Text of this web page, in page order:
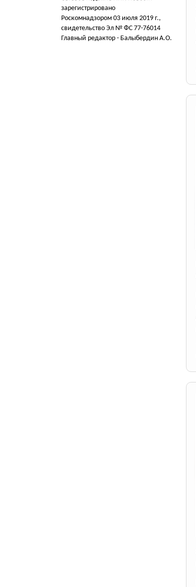
зарегистрировано
Роскомнадзором 03 июля 2019 г.,
свидетельство Эл № ФС 77-76014
Главный редактор - Балыбердин А.О.